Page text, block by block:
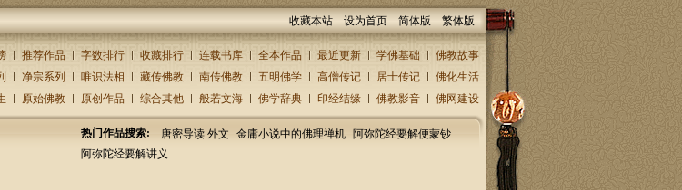
收藏本站 设为首页 简体版 繁体版
推荐作品 字数排行 收藏排行 连载书库 全本作品 最近更新 学佛基础
佛教故事
净宗系列 唯识法相 藏传佛教 南传佛教 五明佛学 高僧传记 居士传记
佛化生活
原始佛教 原创作品 综合其他 般若文海 佛学辞典 印经结缘 佛教影音 佛网建设
热门作品搜索: 唐密导读 外文 金庸小说中的佛理禅机
阿弥陀经要解便蒙钞
阿弥陀经要解讲义